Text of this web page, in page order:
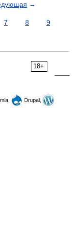
→
7 8
9
18+
Drupal,